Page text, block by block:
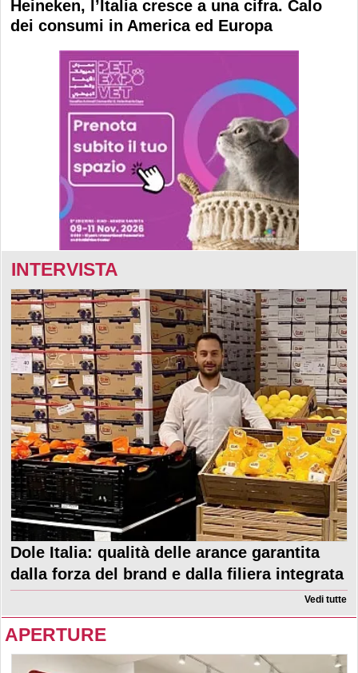
Heineken, l’Italia cresce a una cifra. Calo
dei consumi in America ed Europa
INTERVISTA
Dole Italia: qualità delle arance garantita
dalla forza del brand e dalla filiera integrata
Vedi tutte
APERTURE